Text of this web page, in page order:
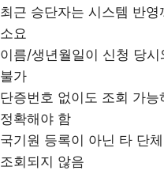
최근 승단자는 시스템 반영
소요
이름/생년월일이 신청 당시
불가
단증번호 없이도 조회 가능
정확해야 함
국기원 등록이 아닌 타 단
조회되지 않음